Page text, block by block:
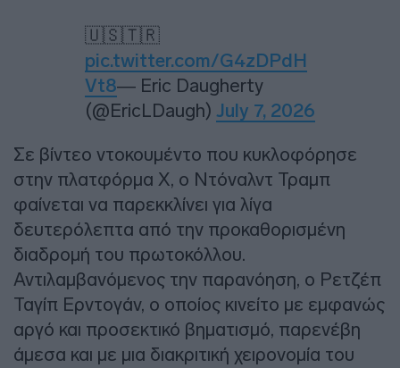
🇺🇸🇹🇷
pic.twitter.com/G4zDPdH
Vt8— Eric Daugherty
(@EricLDaugh) July 7, 2026
Σε βίντεο ντοκουμέντο που κυκλοφόρησε
στην πλατφόρμα X, ο Ντόναλντ Τραμπ
φαίνεται να παρεκκλίνει για λίγα
δευτερόλεπτα από την προκαθορισμένη
διαδρομή του πρωτοκόλλου.
Αντιλαμβανόμενος την παρανόηση, ο Ρετζέπ
Ταγίπ Ερντογάν, ο οποίος κινείτο με εμφανώς
αργό και προσεκτικό βηματισμό, παρενέβη
άμεσα και με μια διακριτική χειρονομία του